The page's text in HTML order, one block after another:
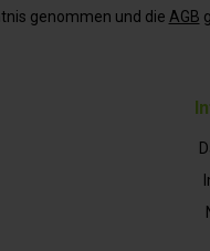
genommen und die AGB